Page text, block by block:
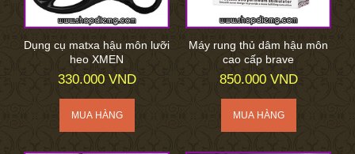
Dụng cụ matxa hậu môn lưỡi
heo XMEN
330.000 VND
Máy rung thủ dâm hậu môn
cao cấp brave
850.000 VND